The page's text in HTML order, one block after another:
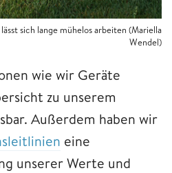
sich lange mühelos arbeiten (Mariella
Wendel)
wie wir Geräte
zu unserem
Außerdem haben wir
eine
unserer Werte und